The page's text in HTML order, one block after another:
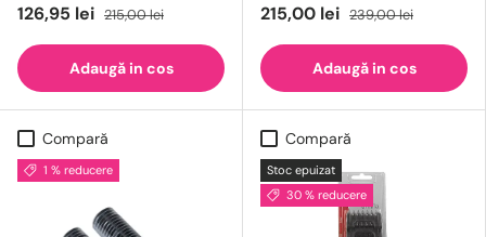
126,95 lei 215,00 lei
Adaugă in cos
215,00 lei 239,00 lei
Adaugă in cos
Compară
1 % reducere
Compară
Stoc epuizat
30 % reducere